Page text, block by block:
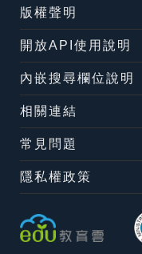
版權聲明
開放API使用說明
內嵌搜尋欄位說明
相關連結
常見問題
隱私權政策